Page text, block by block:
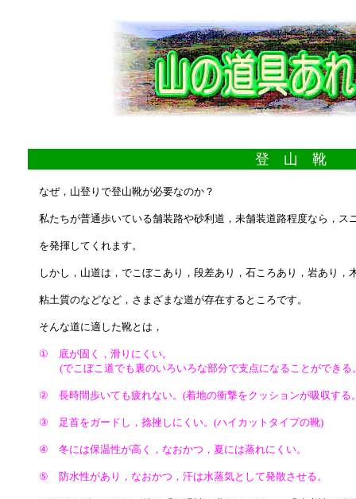
登 山 靴
なぜ，山登りで登山靴が必要なのか？
私たちが普通歩いている舗装路や砂利道，未舗装道路程度なら，ス
を発揮してくれます。
しかし，山道は，でこぼこあり，段差あり，石ころあり，岩あり，
粘土質のなどなど，さまざまな道が存在するところです。
そんな道に適した靴とは，
① 底が固く，滑りにくい。
(でこぼこ道でも裏のいろいろな部分で支点になることができる
② 長時間歩いても疲れない。(着地の衝撃をクッションが吸収する
③ 足首をガードし，捻挫しにくい。(ハイカットタイプの靴)
④ 冬には保温性が高く，なおかつ，夏には蒸れにくい。
⑤ 防水性があり，なおかつ，汗は水蒸気として発散させる。